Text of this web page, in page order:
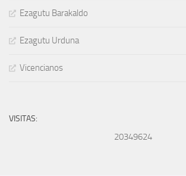
Ezagutu Barakaldo
Ezagutu Urduna
Vicencianos
VISITAS:
20349624